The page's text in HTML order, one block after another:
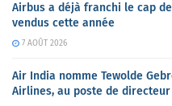
Airbus a déjà franchi le cap
vendus cette année
7 AOÛT 2026
Air India nomme Tewolde
Airlines, au poste de